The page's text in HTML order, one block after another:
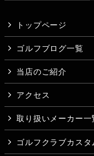
トップページ
ゴルフブログ一覧
当店のご紹介
アクセス
取り扱いメーカー一
ゴルフクラブカスタ